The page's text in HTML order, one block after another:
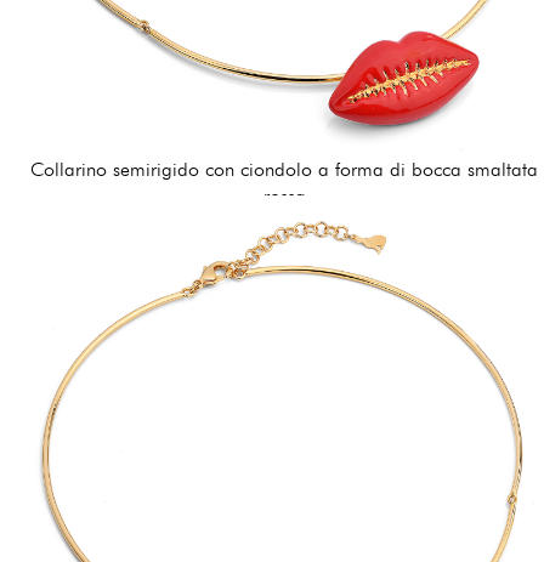
Collarino semirigido con ciondolo a forma di bocca smaltata
rossa
162,00 €